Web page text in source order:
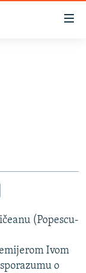
(Popescu-
Ivom
o